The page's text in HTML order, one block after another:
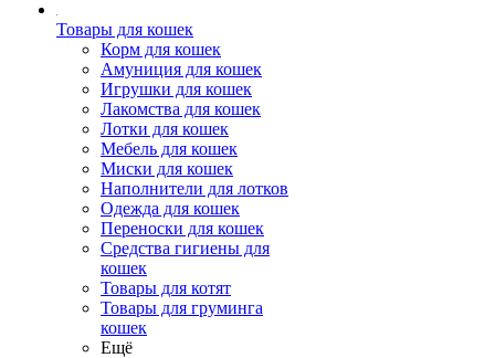
Товары для кошек
Корм для кошек
Амуниция для кошек
Игрушки для кошек
Лакомства для кошек
Лотки для кошек
Мебель для кошек
Миски для кошек
Наполнители для лотков
Одежда для кошек
Переноски для кошек
Средства гигиены для
кошек
Товары для котят
Товары для груминга
кошек
Ещё